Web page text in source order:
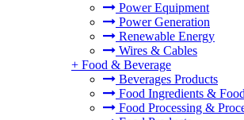
Power Equipment
Power Generation
Renewable Energy
Wires & Cables
+ Food & Beverage
Beverages Products
Food Ingredients &
Food Processing &